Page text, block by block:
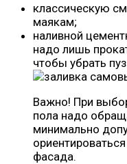
классическую
маякам;
наливной
надо лишь
чтобы убрать
Важно! При
пола надо
минимально
фасада.